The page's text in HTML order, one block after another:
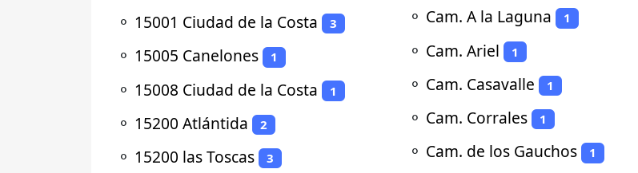
⚬ 15001 Ciudad de la Costa 3
⚬ 15005 Canelones 1
⚬ 15008 Ciudad de la Costa 1
⚬ 15200 Atlántida 2
⚬ 15200 las Toscas 3
⚬ Cam. A la Laguna 1
⚬ Cam. Ariel 1
⚬ Cam. Casavalle 1
⚬ Cam. Corrales 1
⚬ Cam. de los Gauchos 1